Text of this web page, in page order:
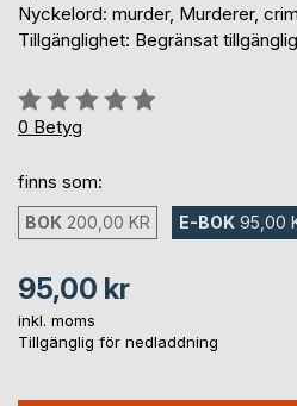
Nyckelord: murder, Murderer,
Tillgänglighet: Begränsat tillgänglig
Betyg::
0%
0 Betyg
finns som:
BOK 200,00 KR E-BOK 95,00
95,00 kr
inkl. moms
Tillgänglig för nedladdning